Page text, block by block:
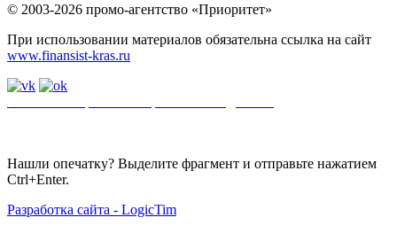
© 2003-2026 промо-агентство «Приоритет»
При использовании материалов обязательна ссылка на сайт
www.finansist-kras.ru
Нашли опечатку? Выделите фрагмент и отправьте нажатием
Ctrl+Enter.
Разработка сайта - LogicTim